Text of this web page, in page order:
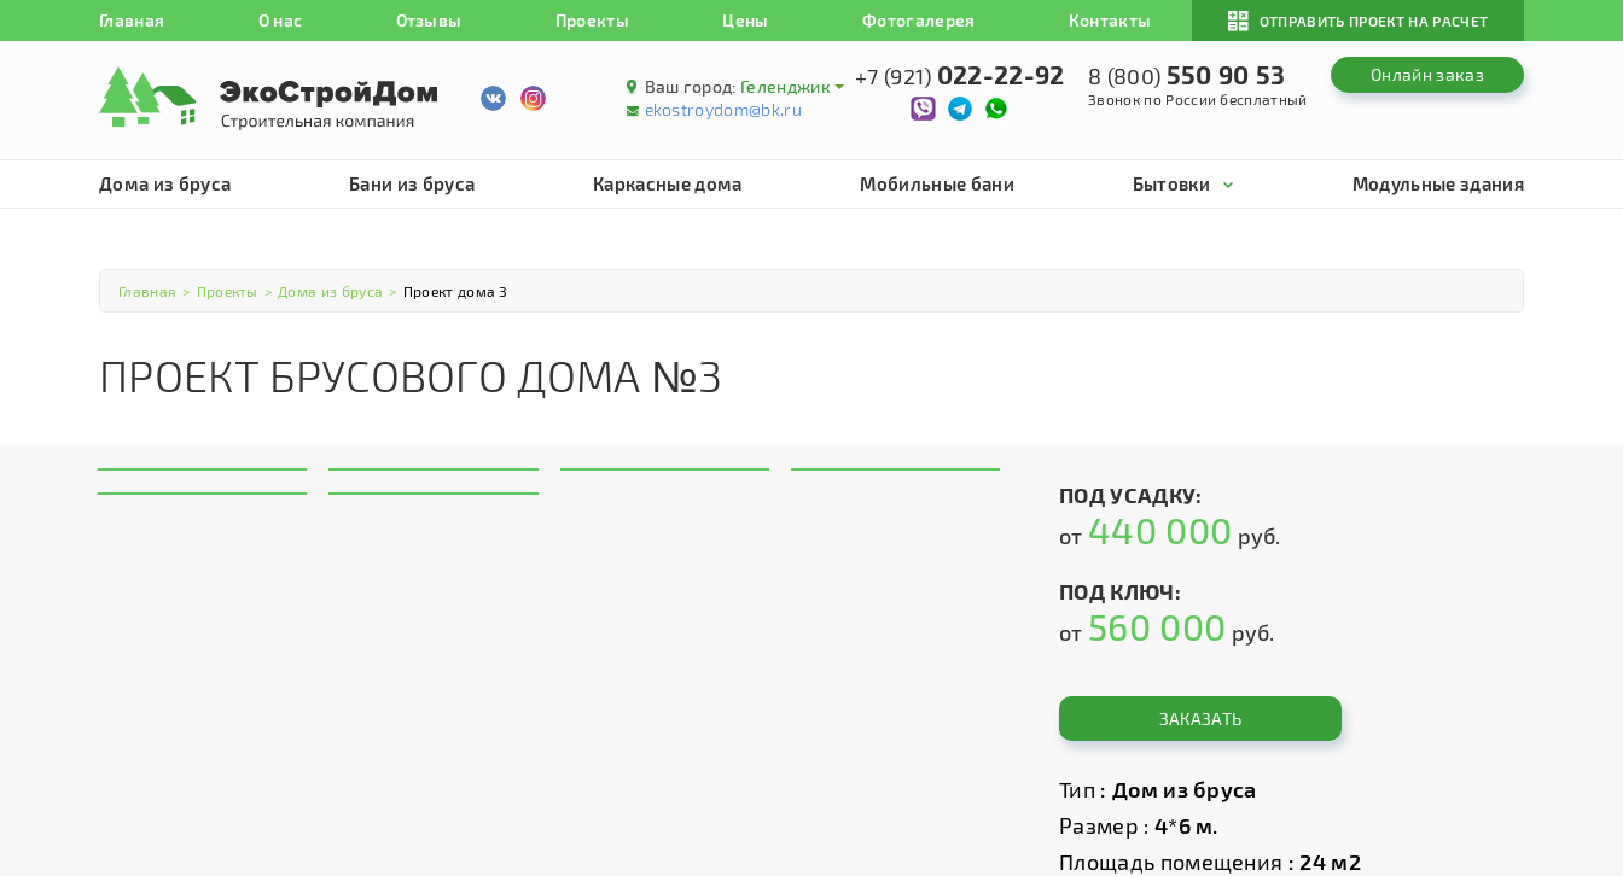
Главная О нас Отзывы Проекты Цены Фотогалерея Контакты ОТПРАВИТЬ ПРОЕКТ НА РАСЧЕТ
Ваш город: Геленджик
ekostroydom@bk.ru
+7 (921) 022-22-92 8 (800) 550 90 53
Звонок по России бесплатный
Онлайн заказ
Дома из бруса Бани из бруса Каркасные дома Мобильные бани Бытовки Модульные здания
Главная > Проекты > Дома из бруса > Проект дома 3
ПРОЕКТ БРУСОВОГО ДОМА №3
ПОД УСАДКУ:
от 440 000 руб.
ПОД КЛЮЧ:
от 560 000 руб.
ЗАКАЗАТЬ
Тип : Дом из бруса
Размер : 4*6 м.
Площадь помещения : 24 м2